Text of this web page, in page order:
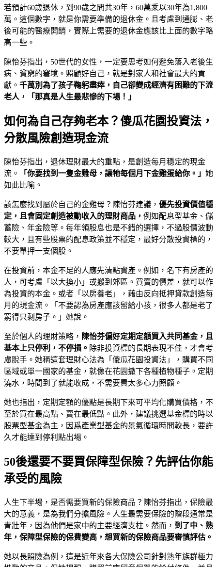
若預計60歲退休，到90歲之間共30年，60萬乘以30年為1,800
萬。這個數字，就是你需要準備的退休金。且考慮到通膨、老
後可能的醫療開銷，實際上需要的退休金應該比上面的數字略
高一些。
陳怡芬指出，50世代的女性，一定要思考如何避免落入老後生
病、貧窮的窘境。照顧好自己，就是對家人和社會最大的貢
獻。 千萬別為了孩子鞠躬盡瘁，自己卻變成經濟有困難的下流
老人，「那真是人生最悲慘的下場！」
如何為自己存夠老本？傻瓜花園投資法，
分散風險創造現金流
陳怡芬指出，退休理財最大的重點，是創造每月穩定的現金
流。
「你要找到一隻金雞母，讓牠每個月下金雞蛋給你。」 她
如此比喻。
該怎麼找到屬於自己的金雞母？陳怡芬建議， 優先投資價值穩
定，且會固定創造被動收入的理財商品， 例如配息型基金、儲
蓄險、年金險等。每年領股息也是不錯的選擇，不過股價波動
較大，且有些股票的配息政策並不穩定，最好分散投資標的，
不要單押一支個股。
在投資前，本金不足的人應先清點資產。例如，名下有房產的
人，可考慮「以大換小」或搬到郊區。買賣的價差，就可以作
為投資的本金。或者「以房養老」，藉由反向抵押貸款創造每
月的現金流。「不要認為房產應該留給小孩，很多人都是老了
窮得只剩房子。」她說。
至於個人的理財策略， 陳怡芬偏好定期定額買入共同基金，且
基本上只停利，不停損。 除非投資標的長期表現不佳，才會考
慮脫手。她稱這套理財心法為「傻瓜花園投資法」，購買不同
區域或單一國家的基金，就像在花園撒下各種植物種子。定期
澆水，時間到了就能收成，不需要費太多心力照顧。
她也指出，定期定額的優點是長期下來可平均化購買價格，不
至於買在最高點、賣在最低點。此外，建議挑選基金標的時以
股票型基金為主，因爲產業型基金的景氣循環時間較長，要許
久才能達到停利點出場。
50後還要不要買保障型保險？先評估你能
承受的風險
人生下半場，是否需要買新的保險商品？陳怡芬指出，保險最
大的意義，是為我們分擔風險。人生最需要保險的階段通常是
青壯年，因為他們是家中的主要經濟支柱。然而， 到了中、熟
年，保障型保險的保費變高，想買新的保險商品要審慎評估。
她以長照險為例，這是近年來各大保險公司針對熟年族群極力